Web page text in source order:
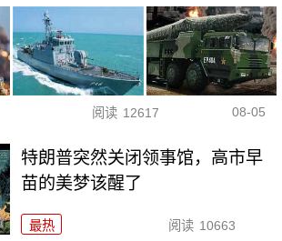
阅读 12617 08-05
特朗普突然关闭领事馆，高市早
苗的美梦该醒了
最热 阅读 10663